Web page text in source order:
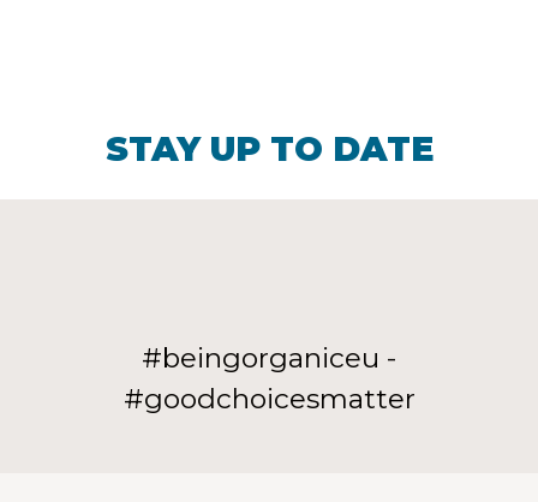
STAY UP TO DATE
#beingorganiceu -
#goodchoicesmatter